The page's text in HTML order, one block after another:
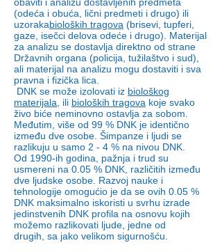
(odeća i obuća, lični predmeti i drugo) ili
uzorakabioloških tragova (brisevi, tupferi,
gaze, isečci delova odeće i drugo). Materijal
za analizu se dostavlja direktno od strane
Državnih organa (policija, tužilaštvo i sud),
ali materijal na analizu mogu dostaviti i sva
pravna i fizička lica.
DNK se može izolovati iz biološkog
materijala , ili bioloških tragova koje svako
živo biće neminovno ostavlja za sobom.
Međutim, više od 99 % DNK je identično
između dve osobe. Šimpanze i ljudi se
razlikuju u samo 2 - 4 % na nivou DNK.
Od 1990-ih godina, pažnja i trud su
usmereni na 0.05 % DNK, različitih između
dve ljudske osobe. Razvoj nauke i
tehnologije omogućio je da se ovih 0.05 %
DNK maksimalno iskoristi u svrhu izrade
jedinstvenih DNK profila na osnovu kojih
možemo razlikovati ljude, jedne od
drugih, sa jako velikom sigurnošću.